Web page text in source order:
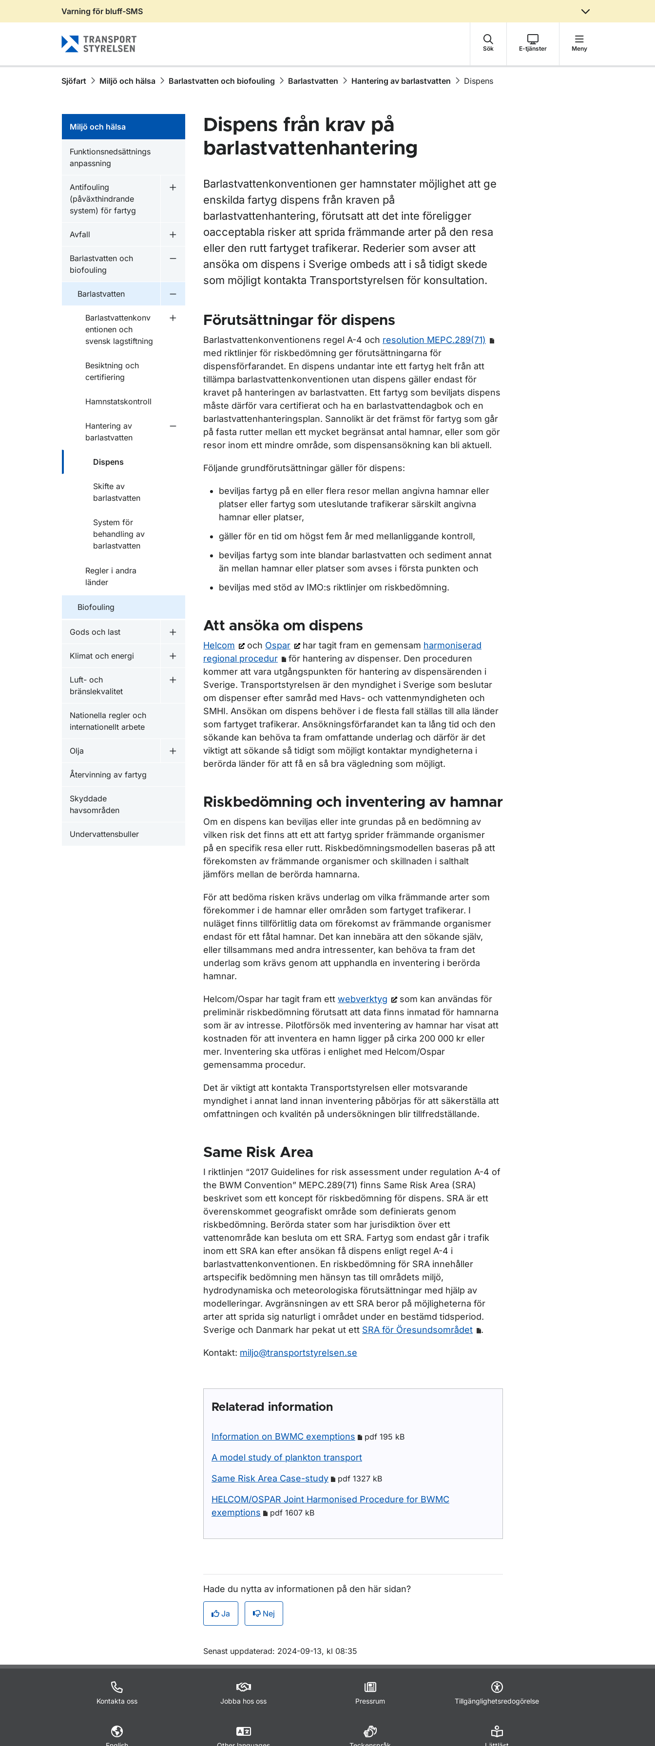
Gå till sidans innehåll
Varning för bluff-SMS
Sök E-tjänster Meny
Sjöfart Miljö och hälsa Barlastvatten och biofouling Barlastvatten Hantering av barlastvatten Dispens
Miljö och hälsa
Funktionsnedsättnings
anpassning
Antifouling
(påväxthindrande
system) för fartyg
Undermeny för Antifouling (påväxthindrande system) för fartyg
Avfall
Undermeny för Avfall
Barlastvatten och
biofouling
Undermeny för Barlastvatten och biofouling
Barlastvatten
Barlastvattenkonv
entionen och
svensk lagstiftning
Undermeny för Barlastvattenkonventionen och svensk lagstiftning
Besiktning och
certifiering
Hamnstatskontroll
Hantering av
barlastvatten
Undermeny för Hantering av barlastvatten
Dispens
Skifte av
barlastvatten
System för
behandling av
barlastvatten
Regler i andra
länder
Biofouling
Gods och last
Undermeny för Gods och last
Klimat och energi
Undermeny för Klimat och energi
Luft- och
bränslekvalitet
Undermeny för Luft- och bränslekvalitet
Nationella regler och
internationellt arbete
Olja
Undermeny för Olja
Återvinning av fartyg
Skyddade
havsområden
Undervattensbuller
Dispens från krav på
barlastvattenhantering
Barlastvattenkonventionen ger hamnstater möjlighet att ge
enskilda fartyg dispens från kraven på
barlastvattenhantering, förutsatt att det inte föreligger
oacceptabla risker att sprida främmande arter på den resa
eller den rutt fartyget trafikerar. Rederier som avser att
ansöka om dispens i Sverige ombeds att i så tidigt skede
som möjligt kontakta Transportstyrelsen för konsultation.
Förutsättningar för dispens
Barlastvattenkonventionens regel A-4 och resolution MEPC.289(71)
med riktlinjer för riskbedömning ger förutsättningarna för
dispensförfarandet. En dispens undantar inte ett fartyg helt från att
tillämpa barlastvattenkonventionen utan dispens gäller endast för
kravet på hanteringen av barlastvatten. Ett fartyg som beviljats dispens
måste därför vara certifierat och ha en barlastvattendagbok och en
barlastvattenhanteringsplan. Sannolikt är det främst för fartyg som går
på fasta rutter mellan ett mycket begränsat antal hamnar, eller som gör
resor inom ett mindre område, som dispensansökning kan bli aktuell.
Följande grundförutsättningar gäller för dispens:
beviljas fartyg på en eller flera resor mellan angivna hamnar eller
platser eller fartyg som uteslutande trafikerar särskilt angivna
hamnar eller platser,
gäller för en tid om högst fem år med mellanliggande kontroll,
beviljas fartyg som inte blandar barlastvatten och sediment annat
än mellan hamnar eller platser som avses i första punkten och
beviljas med stöd av IMO:s riktlinjer om riskbedömning.
Att ansöka om dispens
Helcom och Ospar har tagit fram en gemensam harmoniserad
regional procedur
för hantering av dispenser. Den proceduren
kommer att vara utgångspunkten för hantering av dispensärenden i
Sverige. Transportstyrelsen är den myndighet i Sverige som beslutar
om dispenser efter samråd med Havs- och vattenmyndigheten och
SMHI. Ansökan om dispens behöver i de flesta fall ställas till alla länder
som fartyget trafikerar. Ansökningsförfarandet kan ta lång tid och den
sökande kan behöva ta fram omfattande underlag och därför är det
viktigt att sökande så tidigt som möjligt kontaktar myndigheterna i
berörda länder för att få en så bra vägledning som möjligt.
Riskbedömning och inventering av hamnar
Om en dispens kan beviljas eller inte grundas på en bedömning av
vilken risk det finns att ett att fartyg sprider främmande organismer
på en specifik resa eller rutt. Riskbedömningsmodellen baseras på att
förekomsten av främmande organismer och skillnaden i salthalt
jämförs mellan de berörda hamnarna.
För att bedöma risken krävs underlag om vilka främmande arter som
förekommer i de hamnar eller områden som fartyget trafikerar. I
nuläget finns tillförlitlig data om förekomst av främmande organismer
endast för ett fåtal hamnar. Det kan innebära att den sökande själv,
eller tillsammans med andra intressenter, kan behöva ta fram det
underlag som krävs genom att upphandla en inventering i berörda
hamnar.
Helcom/Ospar har tagit fram ett webverktyg
som kan användas för
preliminär riskbedömning förutsatt att data finns inmatad för hamnarna
som är av intresse. Pilotförsök med inventering av hamnar har visat att
kostnaden för att inventera en hamn ligger på cirka 200 000 kr eller
mer. Inventering ska utföras i enlighet med Helcom/Ospar
gemensamma procedur.
Det är viktigt att kontakta Transportstyrelsen eller motsvarande
myndighet i annat land innan inventering påbörjas för att säkerställa att
omfattningen och kvalitén på undersökningen blir tillfredställande.
Same Risk Area
I riktlinjen “2017 Guidelines for risk assessment under regulation A-4 of
the BWM Convention” MEPC.289(71) finns Same Risk Area (SRA)
beskrivet som ett koncept för riskbedömning för dispens. SRA är ett
överenskommet geografiskt område som definierats genom
riskbedömning. Berörda stater som har jurisdiktion över ett
vattenområde kan besluta om ett SRA. Fartyg som endast går i trafik
inom ett SRA kan efter ansökan få dispens enligt regel A-4 i
barlastvattenkonventionen. En riskbedömning för SRA innehåller
artspecifik bedömning men hänsyn tas till områdets miljö,
hydrodynamiska och meteorologiska förutsättningar med hjälp av
modelleringar. Avgränsningen av ett SRA beror på möjligheterna för
arter att sprida sig naturligt i området under en bestämd tidsperiod.
Sverige och Danmark har pekat ut ett SRA för Öresundsområdet .
Kontakt: miljo@transportstyrelsen.se
Relaterad information
Information on BWMC exemptions pdf 195 kB
A model study of plankton transport
Same Risk Area Case-study pdf 1327 kB
HELCOM/OSPAR Joint Harmonised Procedure for BWMC
exemptions
pdf 1607 kB
Hade du nytta av informationen på den här sidan?
Ja Nej
Om sidan
Senast uppdaterad: 2024-09-13, kl 08:35
Kontakta oss Jobba hos oss Pressrum Tillgänglighetsredogörelse